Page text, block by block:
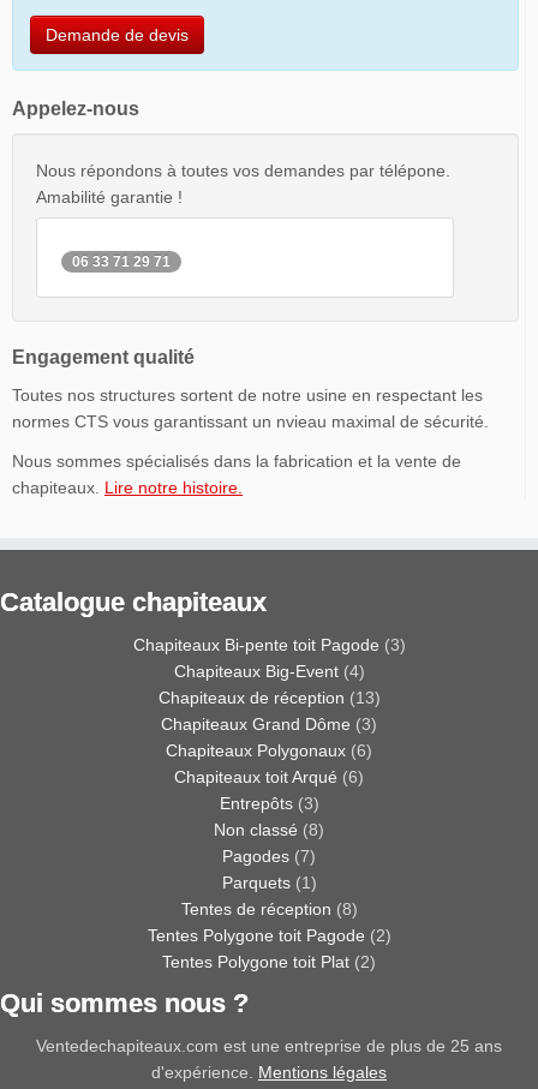
Demande de devis
Appelez-nous
Nous répondons à toutes vos demandes par télépone.
Amabilité garantie !
06 33 71 29 71
Engagement qualité
Toutes nos structures sortent de notre usine en respectant les
normes CTS vous garantissant un nvieau maximal de sécurité.
Nous sommes spécialisés dans la fabrication et la vente de
chapiteaux. Lire notre histoire.
Catalogue chapiteaux
Chapiteaux Bi-pente toit Pagode (3)
Chapiteaux Big-Event (4)
Chapiteaux de réception (13)
Chapiteaux Grand Dôme (3)
Chapiteaux Polygonaux (6)
Chapiteaux toit Arqué (6)
Entrepôts (3)
Non classé (8)
Pagodes (7)
Parquets (1)
Tentes de réception (8)
Tentes Polygone toit Pagode (2)
Tentes Polygone toit Plat (2)
Qui sommes nous ?
Ventedechapiteaux.com est une entreprise de plus de 25 ans
d'expérience. Mentions légales